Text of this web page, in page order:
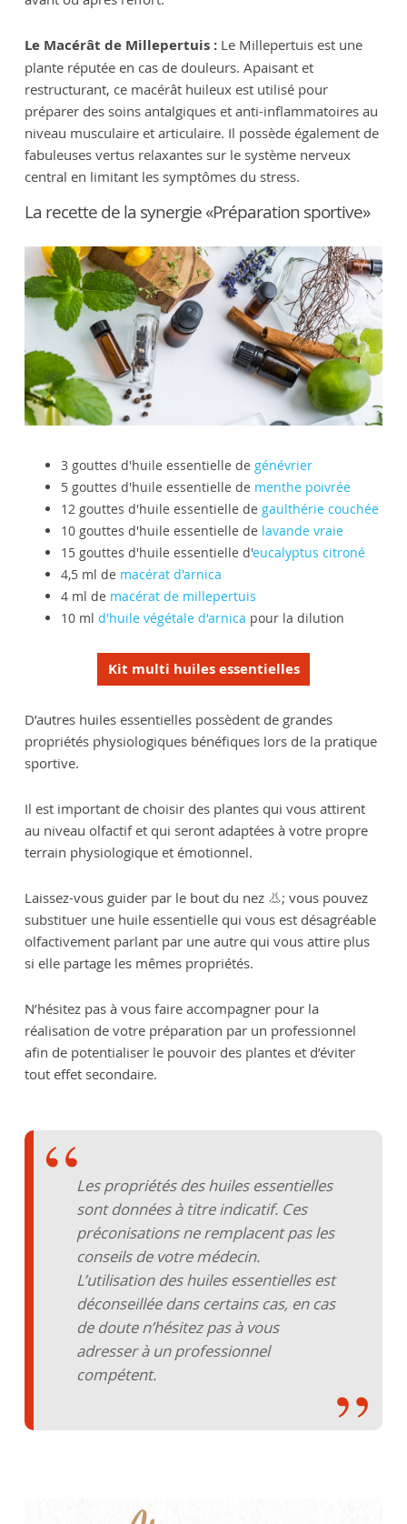
Le Macérât de Millepertuis :Le Millepertuis est une
plante réputée en cas de douleurs. Apaisant et
restructurant, ce macérât huileux est utilisé pour
préparer des soins antalgiques et anti-inflammatoires au
niveau musculaire et articulaire. Il possède également de
fabuleuses vertus relaxantes sur le système nerveux
central en limitant les symptômes du stress.
La recette de la synergie «Préparation sportive»
3 gouttes d'huile essentielle de génévrier
5 gouttes d'huile essentielle de menthe poivrée
12 gouttes d'huile essentielle de gaulthérie couchée
10 gouttes d'huile essentielle de lavande vraie
15 gouttes d'huile essentielle d'eucalyptus citroné
4,5 ml de macérat d'arnica
4 ml de macérat de millepertuis
10 ml d'huile végétale d'arnica pour la dilution
Kit multi huiles essentielles
D’autres huiles essentielles possèdent de grandes
propriétés physiologiques bénéfiques lors de la pratique
sportive.
Il est important de choisir des plantes qui vous attirent
au niveau olfactif et qui seront adaptées à votre propre
terrain physiologique et émotionnel.
Laissez-vous guider par le bout du nez 👃; vous pouvez
substituer une huile essentielle qui vous est désagréable
olfactivement parlant par une autre qui vous attire plus
si elle partage les mêmes propriétés.
N’hésitez pas à vous faire accompagner pour la
réalisation de votre préparation par un professionnel
afin de potentialiser le pouvoir des plantes et d’éviter
tout effet secondaire.
Les propriétés des huiles essentielles
sont données à titre indicatif. Ces
préconisations ne remplacent pas les
conseils de votre médecin.
L’utilisation des huiles essentielles est
déconseillée dans certains cas, en cas
de doute n’hésitez pas à vous
adresser à un professionnel
compétent.